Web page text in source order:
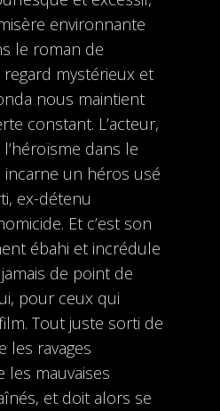
environnante
le roman de
regard mystérieux et
nous maintient
constant. L’acteur,
dans le
incarne un héros usé
ex-détenu
Et c’est son
ébahi et incrédule
de point de
pour ceux qui
Tout juste sorti de
les ravages
les mauvaises
et doit alors se